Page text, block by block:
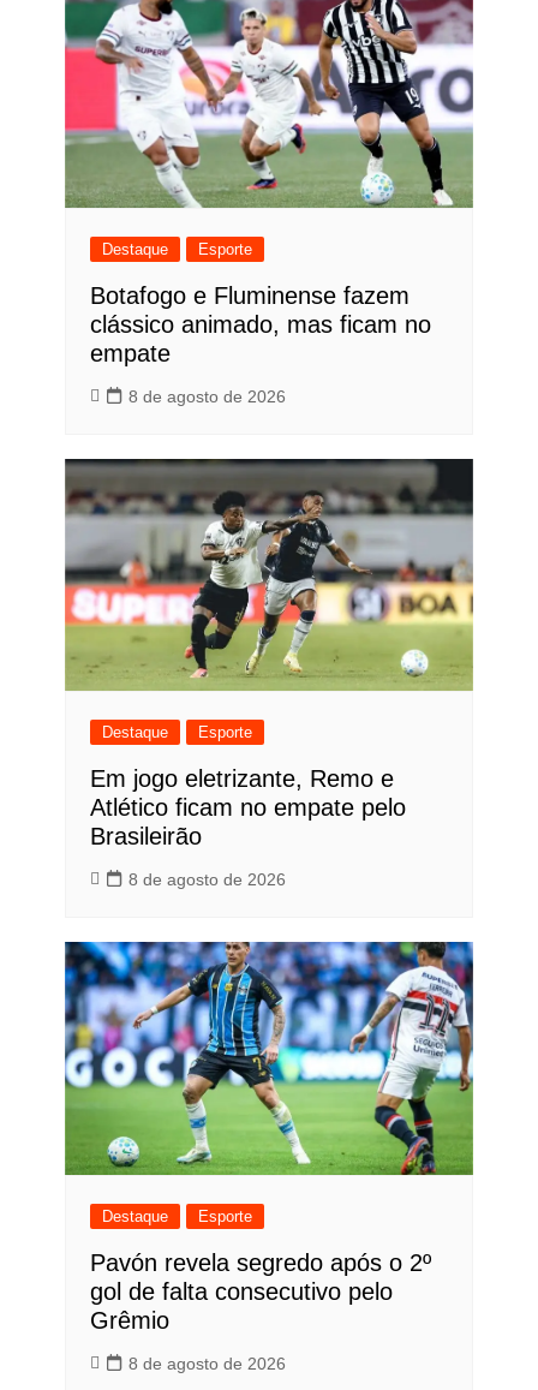
Destaque Esporte
Botafogo e Fluminense fazem
clássico animado, mas ficam no
empate
8 de agosto de 2026
Destaque Esporte
Em jogo eletrizante, Remo e
Atlético ficam no empate pelo
Brasileirão
8 de agosto de 2026
Destaque Esporte
Pavón revela segredo após o 2º
gol de falta consecutivo pelo
Grêmio
8 de agosto de 2026